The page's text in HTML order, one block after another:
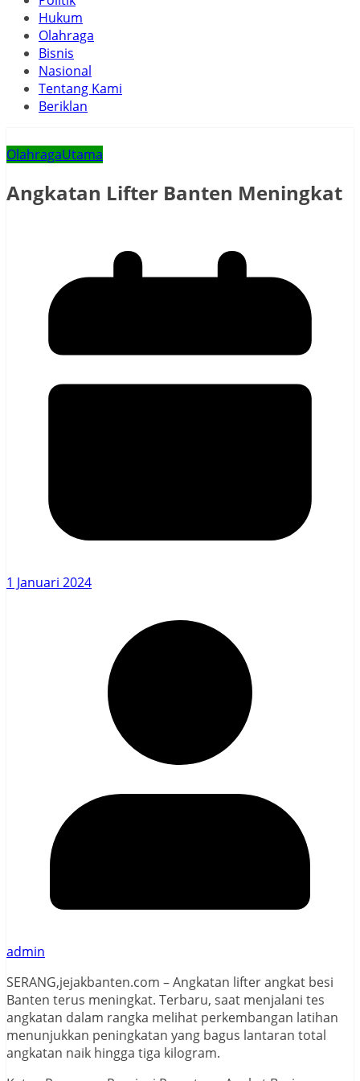
Hukum
Olahraga
Bisnis
Nasional
Tentang Kami
Beriklan
OlahragaUtama
Angkatan Lifter Banten Meningkat
1 Januari 2024
admin
SERANG,jejakbanten.com – Angkatan lifter angkat besi
Banten terus meningkat. Terbaru, saat menjalani tes
angkatan dalam rangka melihat perkembangan latihan
menunjukkan peningkatan yang bagus lantaran total
angkatan naik hingga tiga kilogram.